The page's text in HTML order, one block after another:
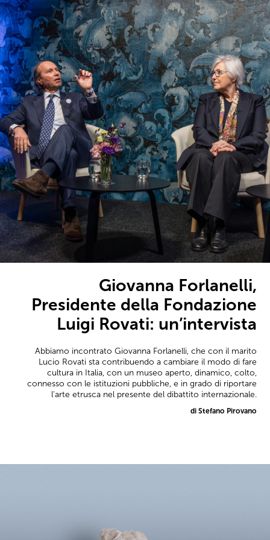
Giovanna Forlanelli,
Presidente della Fondazione
Luigi Rovati: un’intervista
Abbiamo incontrato Giovanna Forlanelli, che con il marito
Lucio Rovati sta contribuendo a cambiare il modo di fare
cultura in Italia, con un museo aperto, dinamico, colto,
connesso con le istituzioni pubbliche, e in grado di riportare
l'arte etrusca nel presente del dibattito internazionale.
di Stefano Pirovano